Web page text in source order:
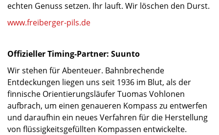
echten Genuss setzen. Ihr lauft. Wir löschen den Durst.
www.freiberger-pils.de
Offizieller Timing-Partner: Suunto
Wir stehen für Abenteuer. Bahnbrechende
Entdeckungen liegen uns seit 1936 im Blut, als der
finnische Orientierungsläufer Tuomas Vohlonen
aufbrach, um einen genaueren Kompass zu entwerfen
und daraufhin ein neues Verfahren für die Herstellung
von flüssigkeitsgefüllten Kompassen entwickelte.